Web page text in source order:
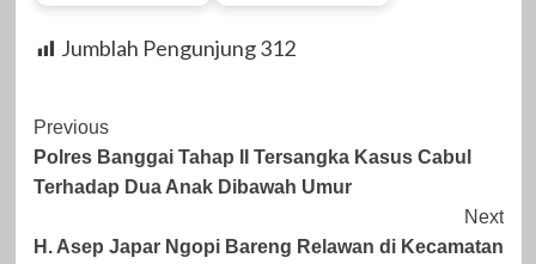
Jumblah Pengunjung 312
Post
Navigation
Previous
Polres Banggai Tahap II Tersangka Kasus Cabul
Terhadap Dua Anak Dibawah Umur
Next
H. Asep Japar Ngopi Bareng Relawan di Kecamatan